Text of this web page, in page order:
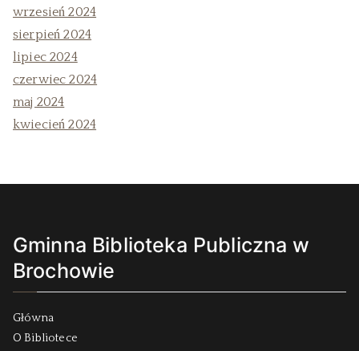
wrzesień 2024
sierpień 2024
lipiec 2024
czerwiec 2024
maj 2024
kwiecień 2024
Gminna Biblioteka Publiczna w
Brochowie
Główna
O Bibliotece